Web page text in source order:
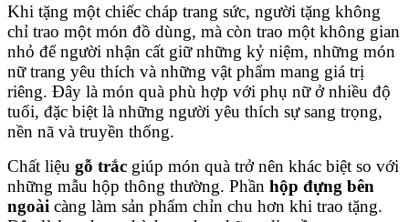
Khi tặng một chiếc cháp trang sức, người tặng không
chỉ trao một món đồ dùng, mà còn trao một không gian
nhỏ để người nhận cất giữ những kỷ niệm, những món
nữ trang yêu thích và những vật phẩm mang giá trị
riêng. Đây là món quà phù hợp với phụ nữ ở nhiều độ
tuổi, đặc biệt là những người yêu thích sự sang trọng,
nền nã và truyền thống.
Chất liệu gỗ trắc giúp món quà trở nên khác biệt so với
những mẫu hộp thông thường. Phần hộp đựng bên
ngoài càng làm sản phẩm chỉn chu hơn khi trao tặng.